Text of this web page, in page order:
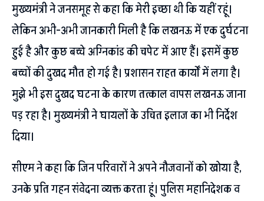
मुख्यमंत्री ने जनसमूह से कहा कि मेरी इच्छा थी कि यहीं रहूं।
लेकिन अभी-अभी जानकारी मिली है कि लखनऊ में एक दुर्घटना
हुई है और कुछ बच्चे अग्निकांड की चपेट में आए हैं। इसमें कुछ
बच्चों की दुखद मौत हो गई है। प्रशासन राहत कार्यों में लगा है।
मुझे भी इस दुखद घटना के कारण तत्काल वापस लखनऊ जाना
पड़ रहा है। मुख्यमंत्री ने घायलों के उचित इलाज का भी निर्देश
दिया।
सीएम ने कहा कि जिन परिवारों ने अपने नौजवानों को खोया है,
उनके प्रति गहन संवेदना व्यक्त करता हूं। पुलिस महानिदेशक व